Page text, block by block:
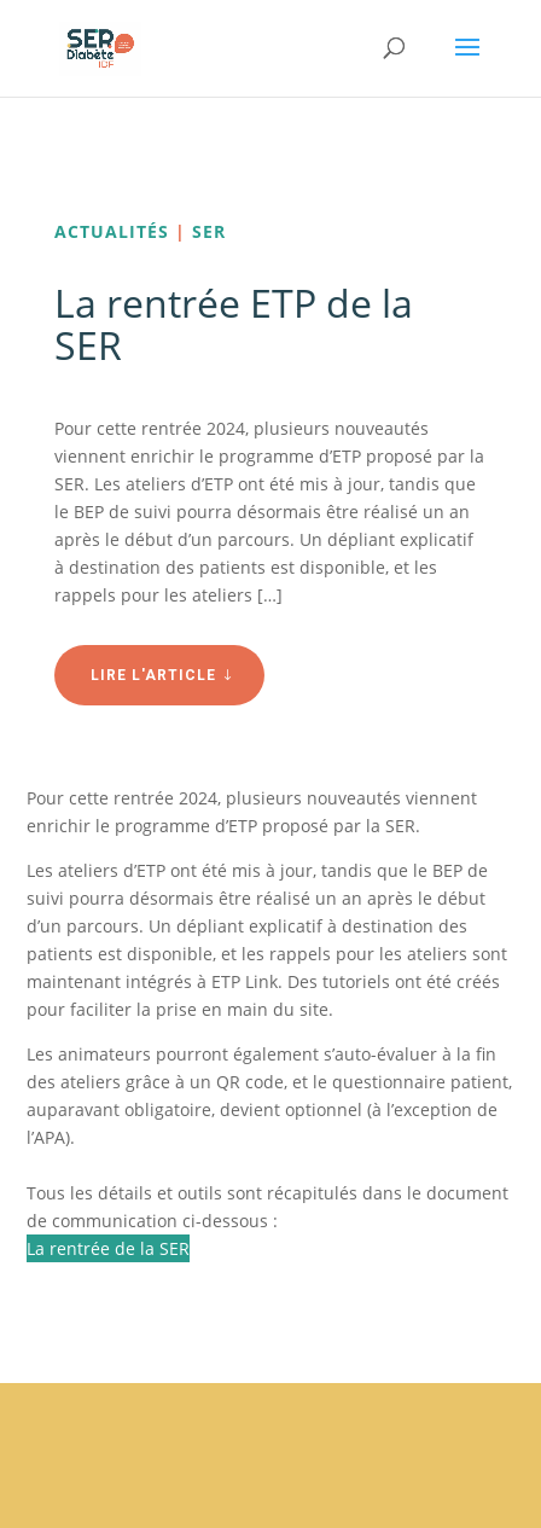
ACTUALITÉS | SER
La rentrée ETP de la
SER
Pour cette rentrée 2024, plusieurs nouveautés
viennent enrichir le programme d’ETP proposé par la
SER. Les ateliers d’ETP ont été mis à jour, tandis que
le BEP de suivi pourra désormais être réalisé un an
après le début d’un parcours. Un dépliant explicatif
à destination des patients est disponible, et les
rappels pour les ateliers […]
LIRE L'ARTICLE
Pour cette rentrée 2024, plusieurs nouveautés viennent
enrichir le programme d’ETP proposé par la SER.
Les ateliers d’ETP ont été mis à jour, tandis que le BEP de
suivi pourra désormais être réalisé un an après le début
d’un parcours. Un dépliant explicatif à destination des
patients est disponible, et les rappels pour les ateliers sont
maintenant intégrés à ETP Link. Des tutoriels ont été créés
pour faciliter la prise en main du site.
Les animateurs pourront également s’auto-évaluer à la fin
des ateliers grâce à un QR code, et le questionnaire patient,
auparavant obligatoire, devient optionnel (à l’exception de
l’APA).
Tous les détails et outils sont récapitulés dans le document
de communication ci-dessous :
La rentrée de la SER